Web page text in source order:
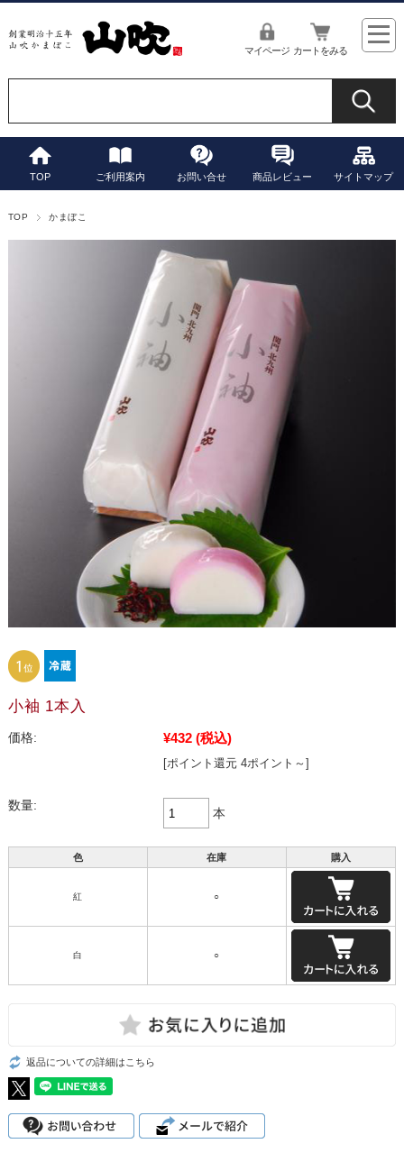
マイページ カートをみる
TOP ご利用案内 お問い合せ 商品レビュー サイトマップ
TOP かまぼこ
小袖 1本入
価格: ¥432 (税込)
[ポイント還元 4ポイント～]
数量:
本
色 在庫 購入
紅 ○
白 ○
返品についての詳細はこちら